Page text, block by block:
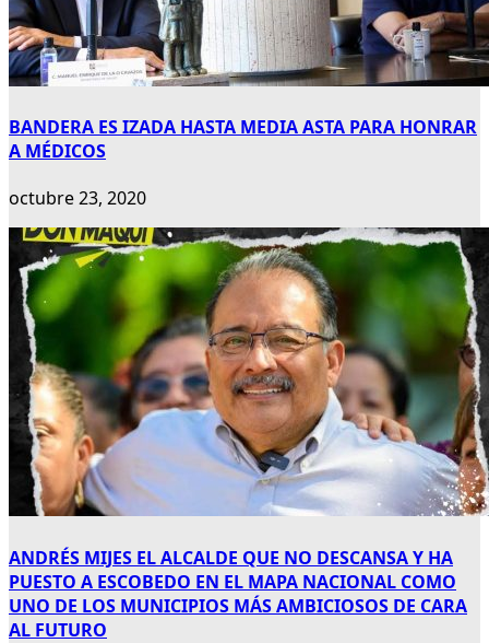
BANDERA ES IZADA HASTA MEDIA ASTA PARA HONRAR
A MÉDICOS
octubre 23, 2020
ANDRÉS MIJES EL ALCALDE QUE NO DESCANSA Y HA
PUESTO A ESCOBEDO EN EL MAPA NACIONAL COMO
UNO DE LOS MUNICIPIOS MÁS AMBICIOSOS DE CARA
AL FUTURO